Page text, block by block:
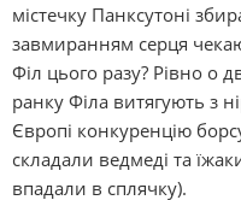
містечку Панксутоні
завмиранням серця
Філ цього разу? Рівно о
ранку Філа витягують з
Європі конкуренцію
складали ведмеді та
впадали в сплячку).